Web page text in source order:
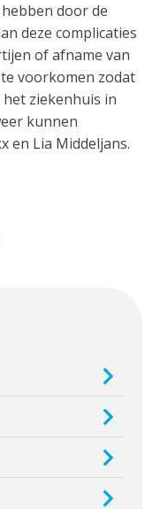
door de
deze complicaties
of afname van
voorkomen zodat
ziekenhuis in
kunnen
en Lia Middeljans.